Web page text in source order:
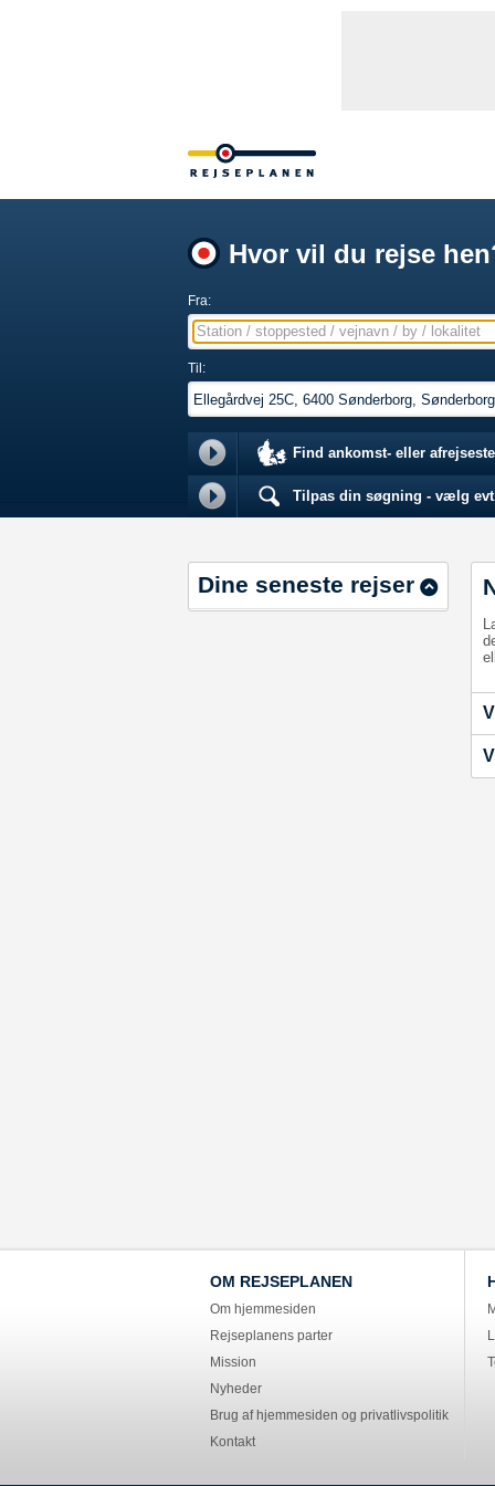
Hvor vil du rejse
Fra:
Station / stoppested / vejnavn / by / lokalitet
Til:
Find ankomst- eller
Tilpas din søgning - vælg
Dine seneste rejser
OM REJSEPLANEN
Om hjemmesiden
Rejseplanens parter
Mission
Nyheder
Brug af hjemmesiden og privatlivspolitik
Kontakt